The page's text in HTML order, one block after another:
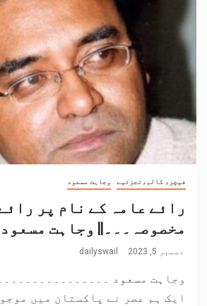
فیچر، کالم،تجزئیے وجاہت مسعود
رائے عامہ کے نام پر
مخصوصہ۔۔۔|| وجاہت مسعود
دسمبر 5, 2023 dailyswail
وجاہت مسعود
ایک ہم عصر نے پاکستان میں